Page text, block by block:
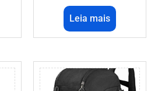
Leia mais